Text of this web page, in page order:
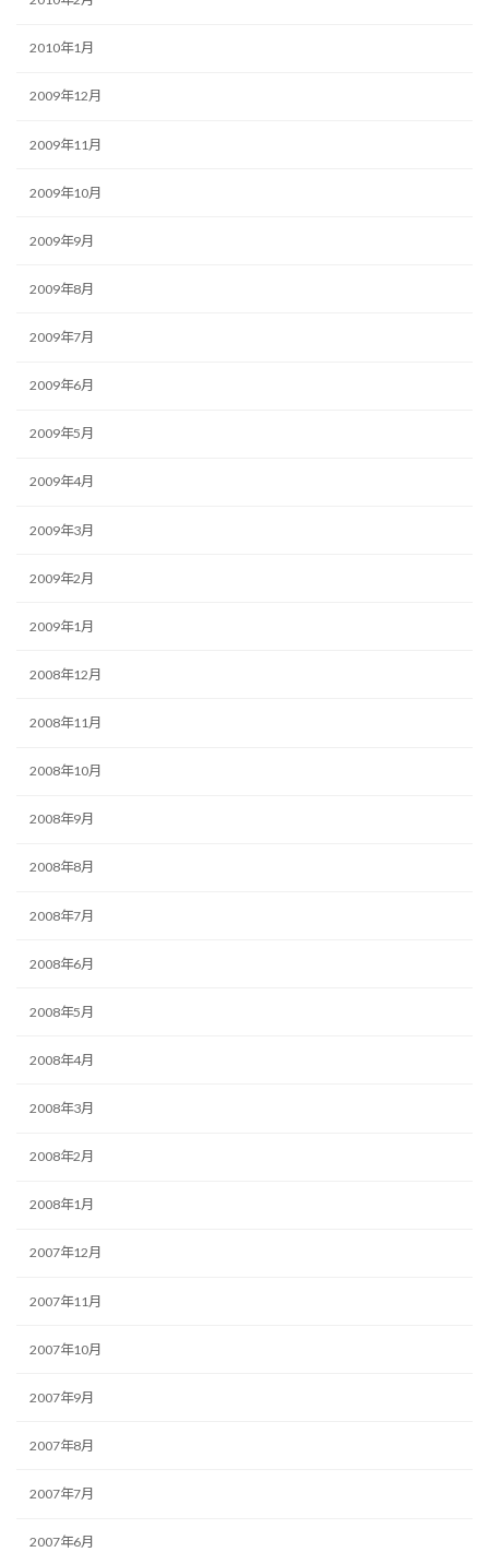
2010年1月
2009年12月
2009年11月
2009年10月
2009年9月
2009年8月
2009年7月
2009年6月
2009年5月
2009年4月
2009年3月
2009年2月
2009年1月
2008年12月
2008年11月
2008年10月
2008年9月
2008年8月
2008年7月
2008年6月
2008年5月
2008年4月
2008年3月
2008年2月
2008年1月
2007年12月
2007年11月
2007年10月
2007年9月
2007年8月
2007年7月
2007年6月